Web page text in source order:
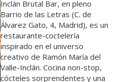
Inclán Brutal Bar, en pleno
Barrio de las Letras (C. de
Álvarez Gato, 4, Madrid), es un
restaurante-coctelería
inspirado en el universo
creativo de Ramón María del
Valle-Inclán. Cocina non-stop,
cócteles sorprendentes y una